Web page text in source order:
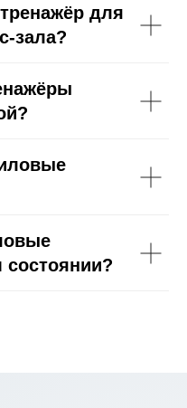
для
зала?